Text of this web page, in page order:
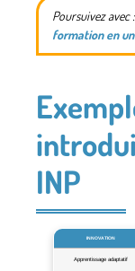
Poursuivez avec :
formation en
INP
INNOVATION
Apprentissage adaptatif